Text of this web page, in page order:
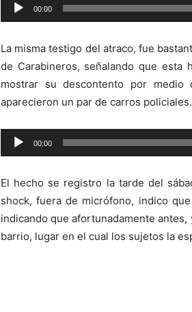
Reproductor
audio
00:00
La misma testigo del atraco, fue
de Carabineros, señalando que esta
mostrar su descontento por
aparecieron un par de carros policiales.
Reproductor
de
00:00
El hecho se registro la tarde del
shock, fuera de micrófono, indico
indicando que afortunadamente
barrio, lugar en el cual los sujetos la